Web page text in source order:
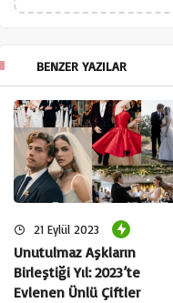
BENZER YAZILAR
21 Eylül 2023
Unutulmaz Aşkların
Birleştiği Yıl: 2023’te
Evlenen Ünlü Çiftler